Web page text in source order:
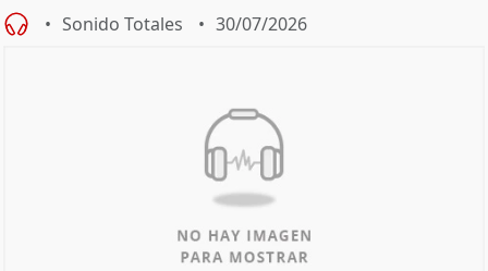
Sonido Totales 30/07/2026